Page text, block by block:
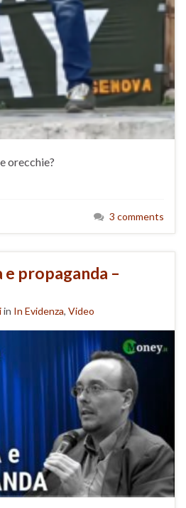
orecchie?
3 comments
propaganda –
in In Evidenza, Video